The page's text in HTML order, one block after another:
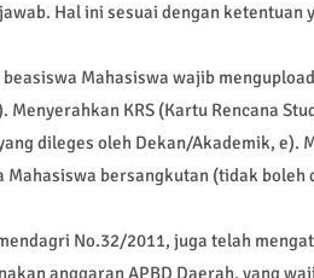
Hal ini sesuai dengan
Mahasiswa wajib
Menyerahkan KRS (Kartu Rencana
dileges oleh Dekan/Akademik, e).
Mahasiswa bersangkutan (tidak boleh
No.32/2011, juga telah
anggaran APBD Daerah, yang